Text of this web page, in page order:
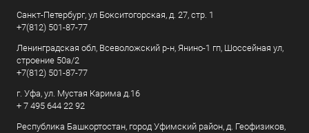
Санкт-Петербург, ул Бокситогорская, д. 27, стр. 1
+7(812) 501-87-77
Ленинградская обл, Всеволожский р-н, Янино-1 гп, Шоссейная ул,
строение 50а/2
+7(812) 501-87-77
г. Уфа, ул. Мустая Карима д.16
+ 7 495 644 22 92
Республика Башкортостан, город Уфимский район, д. Геофизиков,